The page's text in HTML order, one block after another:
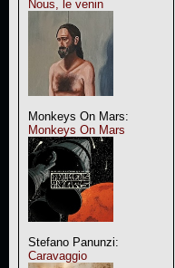
Nous, le venin
Monkeys On Mars:
Monkeys On Mars
Stefano Panunzi:
Caravaggio